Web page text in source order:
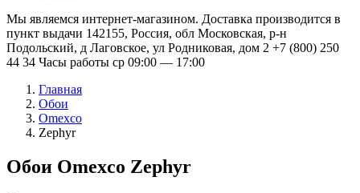
Мы являемся интернет-магазином. Доставка производится в
пункт выдачи 142155, Россия, обл Московская, р-н
Подольский, д Лаговское, ул Родниковая, дом 2 +7 (800) 250
44 34 Часы работы ср 09:00 — 17:00
Главная
Обои
Omexco
Zephyr
Обои Omexco Zephyr